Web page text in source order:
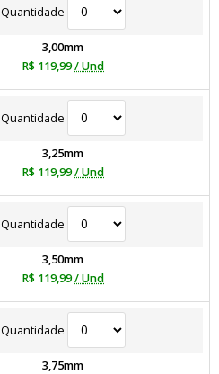
Quantidade
3,00mm
R$ 119,99/ Und
Quantidade
3,25mm
R$ 119,99/ Und
Quantidade
3,50mm
R$ 119,99/ Und
Quantidade
3,75mm